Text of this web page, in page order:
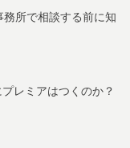
所で相談する前に知
レミアはつくのか？